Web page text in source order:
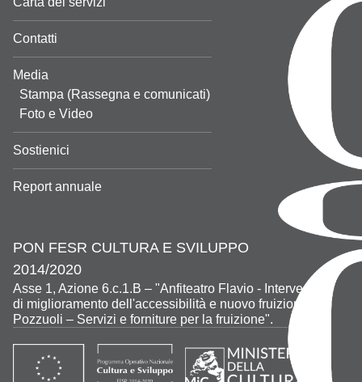
Contatti
Media
Stampa (Rassegna e comunicati)
Foto e Video
Sostienici
Report annuale
PON FESR CULTURA E SVILUPPO
2014/2020
Asse 1, Azione 6.c.1.B – "Anfiteatro Flavio - Interventi
di miglioramento dell'accessibilità e nuovo fruizione -
Pozzuoli – Servizi e forniture per la fruizione".